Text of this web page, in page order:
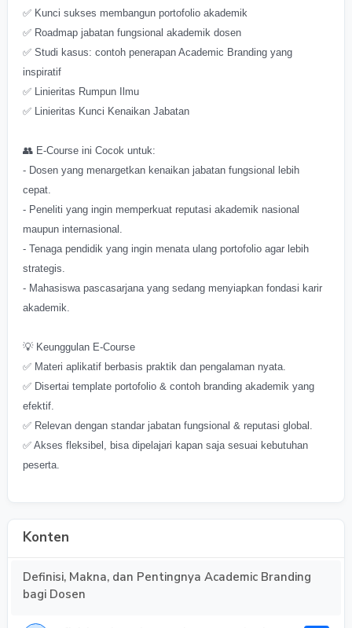
✅ Kunci sukses membangun portofolio akademik
✅ Roadmap jabatan fungsional akademik dosen
✅ Studi kasus: contoh penerapan Academic Branding yang
inspiratif
✅ Linieritas Rumpun Ilmu
✅ Linieritas Kunci Kenaikan Jabatan
👥 E-Course ini Cocok untuk:
- Dosen yang menargetkan kenaikan jabatan fungsional lebih
cepat.
- Peneliti yang ingin memperkuat reputasi akademik nasional
maupun internasional.
- Tenaga pendidik yang ingin menata ulang portofolio agar lebih
strategis.
- Mahasiswa pascasarjana yang sedang menyiapkan fondasi karir
akademik.
💡 Keunggulan E-Course
✅ Materi aplikatif berbasis praktik dan pengalaman nyata.
✅ Disertai template portofolio & contoh branding akademik yang
efektif.
✅ Relevan dengan standar jabatan fungsional & reputasi global.
✅ Akses fleksibel, bisa dipelajari kapan saja sesuai kebutuhan
peserta.
Konten
Definisi, Makna, dan Pentingnya Academic Branding
bagi Dosen